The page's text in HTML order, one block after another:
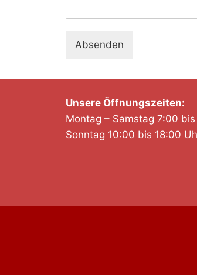
Absenden
Unsere Öffnungszeiten:
Montag – Samstag 7:00
Sonntag 10:00 bis 18:00